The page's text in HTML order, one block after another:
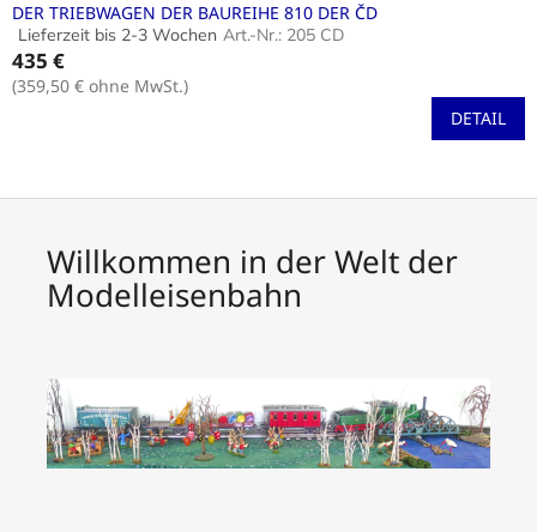
DER TRIEBWAGEN DER BAUREIHE 810 DER ČD
Die
durchschnittliche
Produktbewertung
Sternen.
Lieferzeit bis 2-3 Wochen Art.-Nr.: 205 CD
435 €
(359,50 € ohne MwSt.)
DETAIL
Willkommen in der Welt der
Modelleisenbahn